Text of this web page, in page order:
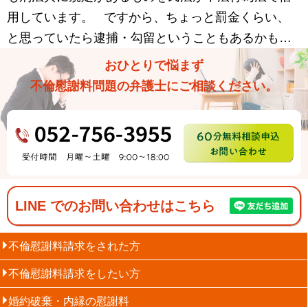
用しています。 ですから、ちょっと罰金くらい、
と思っていたら逮捕・勾留ということもあるかも…
おひとりで悩まず
不倫慰謝料問題の弁護士にご相談ください。
052-756-3955（月曜～土
LINE でのお問い合わせはこちら
不倫慰謝料請求をされた方
不倫慰謝料請求をしたい方
婚約破棄・内縁の慰謝料